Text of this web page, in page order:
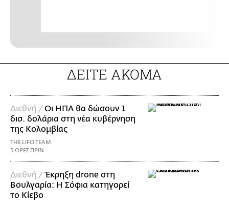
ΔΕΙΤΕ ΑΚΟΜΑ
Διεθνή /Οι ΗΠΑ θα δώσουν 1
δισ. δολάρια στη νέα κυβέρνηση
της Κολομβίας
THE LIFO TEAM
5 ΩΡΕΣ ΠΡΙΝ
Διεθνή /Έκρηξη drone στη
Βουλγαρία: Η Σόφια κατηγορεί
το Κίεβο